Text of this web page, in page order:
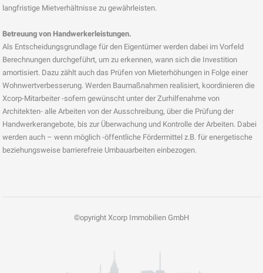
langfristige Mietverhältnisse zu gewährleisten.
Betreuung von Handwerkerleistungen.
Als Entscheidungsgrundlage für den Eigentümer werden dabei im Vorfeld
Berechnungen durchgeführt, um zu erkennen, wann sich die Investition
amortisiert. Dazu zählt auch das Prüfen von Mieterhöhungen in Folge einer
Wohnwertverbesserung. Werden Baumaßnahmen realisiert, koordinieren die
Xcorp-Mitarbeiter -sofern gewünscht unter der Zurhilfenahme von
Architekten- alle Arbeiten von der Ausschreibung, über die Prüfung der
Handwerkerangebote, bis zur Überwachung und Kontrolle der Arbeiten. Dabei
werden auch – wenn möglich -öffentliche Fördermittel z.B. für energetische
beziehungsweise barrierefreie Umbauarbeiten einbezogen.
©opyright Xcorp Immobilien GmbH